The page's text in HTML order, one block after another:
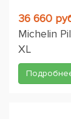
36 660
Michelin
XL